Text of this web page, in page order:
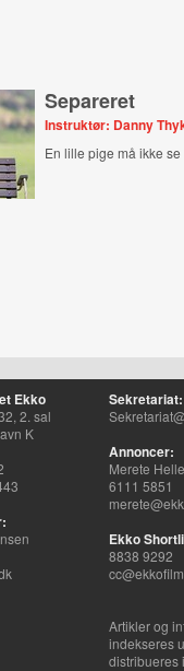
Separeret
Instruktør: Danny
En lille pige må ikke
Ekko
2. sal
K
Sekretariat:
Annoncer:
Merete
6111 5851
Ekko
8838 9292
Artikler og
indekseres
distribueres